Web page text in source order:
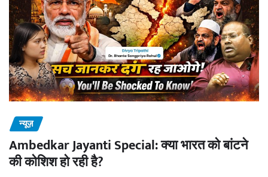
न्यूज़
Ambedkar Jayanti Special: क्या भारत को बांटने
की कोशिश हो रही है?